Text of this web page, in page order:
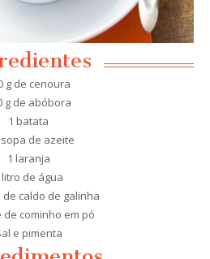
g de cenoura
g de abóbora
1 batata
sopa de azeite
1 laranja
litro de água
de caldo de galinha
de cominho em pó
e pimenta